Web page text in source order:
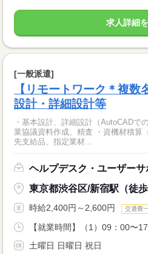
求人詳細
[一般派遣]
【リモートワーク＊複
設計・詳細設計等
・基本設計、詳細設計（AutoCADで
業協議資料作成、精査 ・資機材積算
先支給品、指定業材...
ヘルプデスク・ユーザーサ
東京都渋谷区/新宿駅（徒歩
時給2,400円～2,600円 交通費
【就業時間】（1）09：00〜
土曜日 日曜日 祝日